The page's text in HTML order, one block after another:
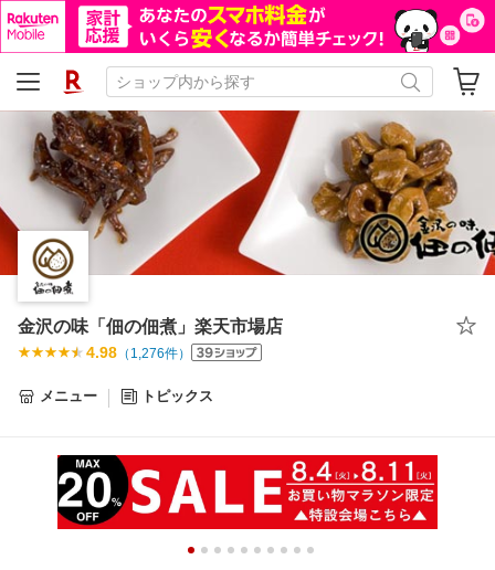
金沢の味「佃の佃煮」楽天市場店
4.98 （ 1,276件）
メニュー トピックス